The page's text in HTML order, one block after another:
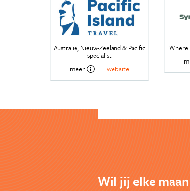
Australië, Nieuw-Zeeland & Pacific
specialist
meer website
Where
Wil jij elke